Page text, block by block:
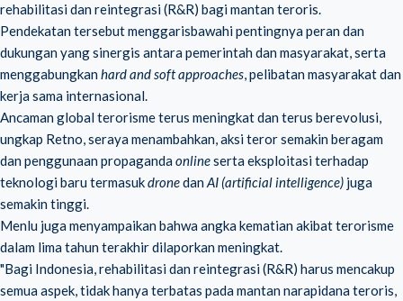
rehabilitasi dan reintegrasi (R&R) bagi mantan teroris.
Pendekatan tersebut menggarisbawahi pentingnya peran dan
dukungan yang sinergis antara pemerintah dan masyarakat, serta
menggabungkanhard and soft approaches, pelibatan masyarakat dan
kerja sama internasional.
Ancaman global terorisme terus meningkat dan terus berevolusi,
ungkap Retno, seraya menambahkan, aksi teror semakin beragam
dan penggunaan propagandaonlineserta eksploitasi terhadap
teknologi baru termasukdronedanAI (artificial intelligence) juga
semakin tinggi.
Menlu juga menyampaikan bahwa angka kematian akibat terorisme
dalam lima tahun terakhir dilaporkan meningkat.
"Bagi Indonesia, rehabilitasi dan reintegrasi (R&R) harus mencakup
semua aspek, tidak hanya terbatas pada mantan narapidana teroris,